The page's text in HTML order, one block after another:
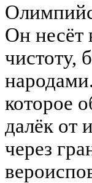
Он несёт
чистоту,
которое
далёк от
через